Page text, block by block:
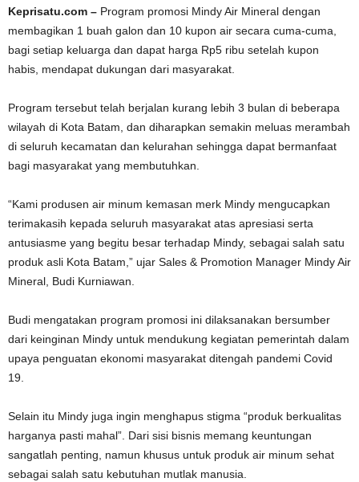
Keprisatu.com – Program promosi Mindy Air Mineral dengan
membagikan 1 buah galon dan 10 kupon air secara cuma-cuma,
bagi setiap keluarga dan dapat harga Rp5 ribu setelah kupon
habis, mendapat dukungan dari masyarakat.
Program tersebut telah berjalan kurang lebih 3 bulan di beberapa
wilayah di Kota Batam, dan diharapkan semakin meluas merambah
di seluruh kecamatan dan kelurahan sehingga dapat bermanfaat
bagi masyarakat yang membutuhkan.
“Kami produsen air minum kemasan merk Mindy mengucapkan
terimakasih kepada seluruh masyarakat atas apresiasi serta
antusiasme yang begitu besar terhadap Mindy, sebagai salah satu
produk asli Kota Batam,” ujar Sales & Promotion Manager Mindy Air
Mineral, Budi Kurniawan.
Budi mengatakan program promosi ini dilaksanakan bersumber
dari keinginan Mindy untuk mendukung kegiatan pemerintah dalam
upaya penguatan ekonomi masyarakat ditengah pandemi Covid
19.
Selain itu Mindy juga ingin menghapus stigma “produk berkualitas
harganya pasti mahal”. Dari sisi bisnis memang keuntungan
sangatlah penting, namun khusus untuk produk air minum sehat
sebagai salah satu kebutuhan mutlak manusia.